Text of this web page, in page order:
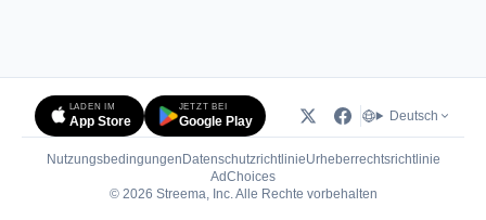
LADEN IM
App Store
JETZT BEI
Google Play Deutsch
Nutzungsbedingungen DatenschutzrichtlinieUrheberrechtsrichtlinie
AdChoices(öffnet in neuem Tab)
© 2026 Streema, Inc. Alle Rechte vorbehalten